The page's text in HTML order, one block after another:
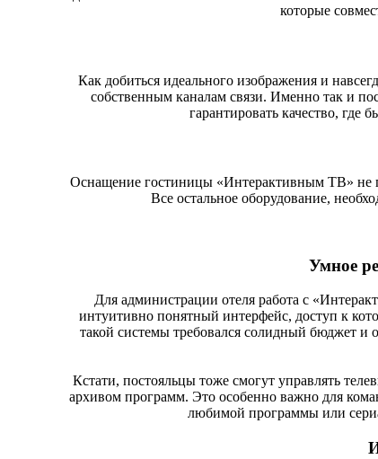
которые
Как добиться идеального изображения и
собственным каналам связи. Именно так и
гарантировать качество, где
Оснащение гостиницы «Интерактивным ТВ» не
Все остальное оборудование,
Умное
Для администрации отеля работа с
интуитивно понятный интерфейс, доступ к
такой системы требовался солидный бюджет и
Кстати, постояльцы тоже смогут управлять
архивом программ. Это особенно важно для
любимой программы или